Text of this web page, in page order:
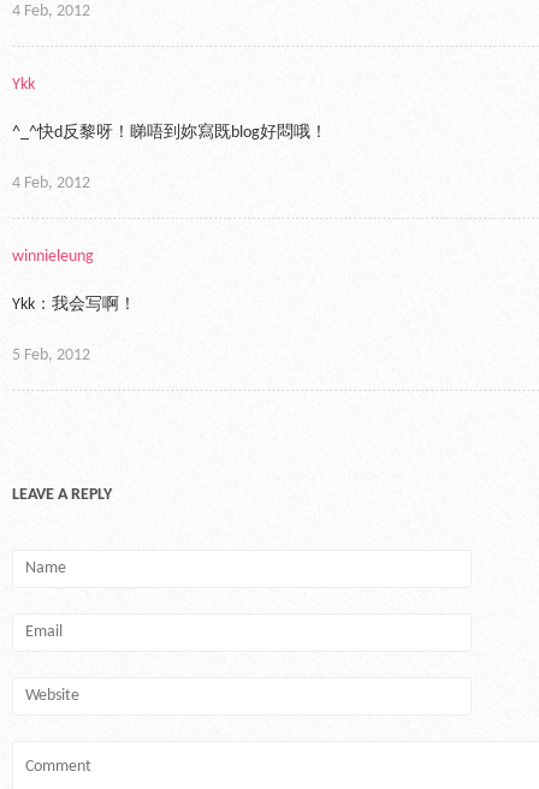
4 Feb, 2012
Ykk
^_^快d反黎呀！睇唔到妳寫既blog好悶哦！
4 Feb, 2012
winnieleung
Ykk：我会写啊！
5 Feb, 2012
LEAVE A REPLY